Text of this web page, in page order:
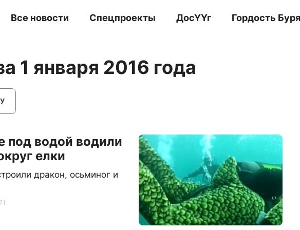
Все новости Спецпроекты ДосҮҮг Гордость
1 января 2016 года
под водой водили
елки
дракон, осьминог и